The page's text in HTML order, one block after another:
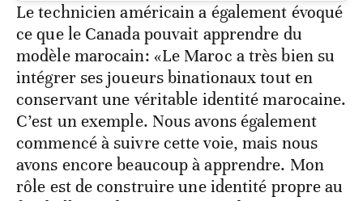
Le technicien américain a également évoqué
ce que le Canada pouvait apprendre du
modèle marocain: «Le Maroc a très bien su
intégrer ses joueurs binationaux tout en
conservant une véritable identité marocaine.
C’est un exemple. Nous avons également
commencé à suivre cette voie, mais nous
avons encore beaucoup à apprendre. Mon
rôle est de construire une identité propre au